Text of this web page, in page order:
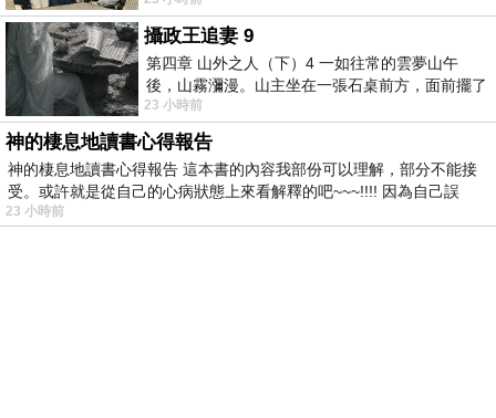
攝政王追妻 9
第四章 山外之人（下）4 一如往常的雲夢山午
後，山霧瀰漫。山主坐在一張石桌前方，面前擺了
一盤未下完的棋盤，還有一壺茶與兩只冒
23 小時前
神的棲息地讀書心得報告
神的棲息地讀書心得報告 這本書的內容我部份可以理解，部分不能接
受。或許就是從自己的心病狀態上來看解釋的吧~~~!!!! 因為自己誤
23 小時前